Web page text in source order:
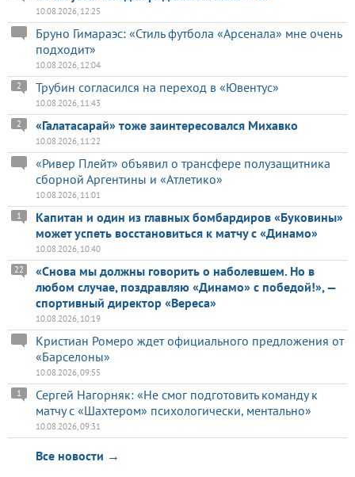
10.08.2026, 12:25
Бруно Гимараэс: «Стиль футбола «Арсенала» мне очень
подходит»
10.08.2026, 12:04
Трубин согласился на переход в «Ювентус»
2
10.08.2026, 11:43
«Галатасарай» тоже заинтересовался Михавко
2
10.08.2026, 11:22
«Ривер Плейт» объявил о трансфере полузащитника
сборной Аргентины и «Атлетико»
10.08.2026, 11:01
Капитан и один из главных бомбардиров «Буковины»
может успеть восстановиться к матчу с «Динамо»
1
10.08.2026, 10:40
«Снова мы должны говорить о наболевшем. Но в
любом случае, поздравляю «Динамо» с победой!», —
спортивный директор «Вереса»
22
10.08.2026, 10:19
Кристиан Ромеро ждет официального предложения от
«Барселоны»
10.08.2026, 09:55
Сергей Нагорняк: «Не смог подготовить команду к
матчу с «Шахтером» психологически, ментально»
1
10.08.2026, 09:31
Все новости →